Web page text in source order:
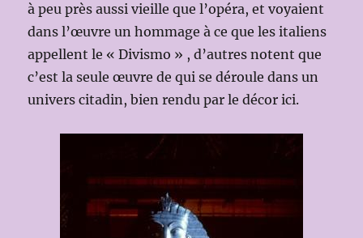
à peu près aussi vieille que l’opéra, et voyaient
dans l’œuvre un hommage à ce que les italiens
appellent le « Divismo » , d’autres notent que
c’est la seule œuvre de qui se déroule dans un
univers citadin, bien rendu par le décor ici.